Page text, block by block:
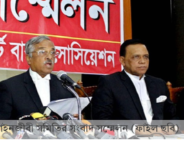
সমিতির সংবাদ সম্মেলন (ফাইল ছবি)